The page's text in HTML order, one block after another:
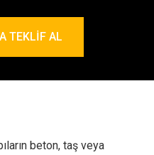
TEKLIF AL
beton, taş veya